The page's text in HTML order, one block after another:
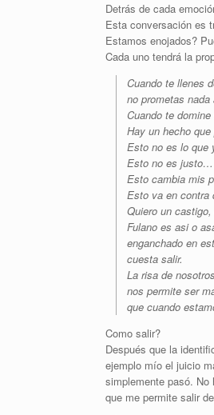
Detrás de cada
Esta conversación es
Estamos enojados?
Cada uno tendrá la
Cuando te llenes
no prometas nada
Cuando te
Hay un hecho
Esto no es lo que
Esto no es justo…
Esto cambia mis
Esto va en
Quiero un
Fulano es asi o
enganchado en
cuesta salir.
La risa de
nos permite ser
que cuando
Como salir?
Después que la
ejemplo mío el juicio
simplemente pasó.
que me permite salir